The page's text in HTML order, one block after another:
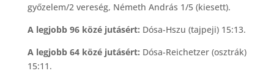
győzelem/2 vereség, Németh András 1/5 (kiesett).
A legjobb 96 közé jutásért: Dósa-Hszu (tajpeji) 15:13.
A legjobb 64 közé jutásért: Dósa-Reichetzer (osztrák)
15:11.